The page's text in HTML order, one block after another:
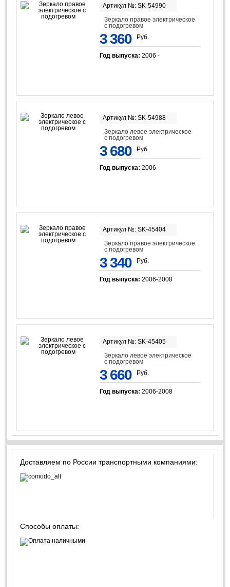
Артикул №: SK-54990
Зеркало правое электрическое
с подогревом
3 360 Руб.
Год выпуска: 2006 -
Артикул №: SK-54988
Зеркало левое электрическое
с подогревом
3 680 Руб.
Год выпуска: 2006 -
Артикул №: SK-45404
Зеркало правое электрическое
с подогревом
3 340 Руб.
Год выпуска: 2006-2008
Артикул №: SK-45405
Зеркало левое электрическое
с подогревом
3 660 Руб.
Год выпуска: 2006-2008
Доставляем по России транспортными компаниями:
Способы оплаты: